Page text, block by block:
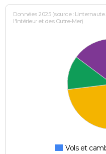
Données 2025 (source :
l'Intérieur et des Outre-Mer)
Vols et